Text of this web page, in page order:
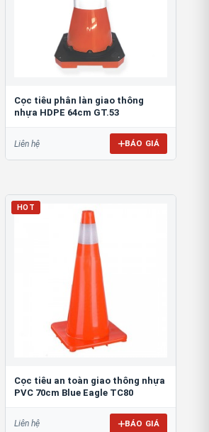
Cọc tiêu phân làn giao thông
nhựa HDPE 64cm GT.53
Liên hệ BÁO GIÁ
HOT
Cọc tiêu an toàn giao thông nhựa
PVC 70cm Blue Eagle TC80
Liên hệ BÁO GIÁ